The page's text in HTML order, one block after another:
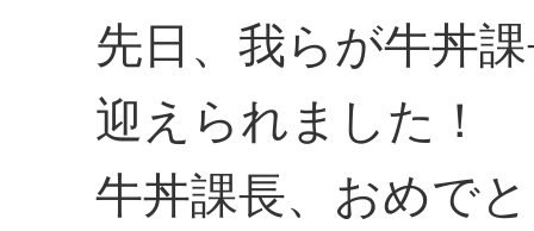
先日、我らが牛丼
迎えられました！
牛丼課長、おめで